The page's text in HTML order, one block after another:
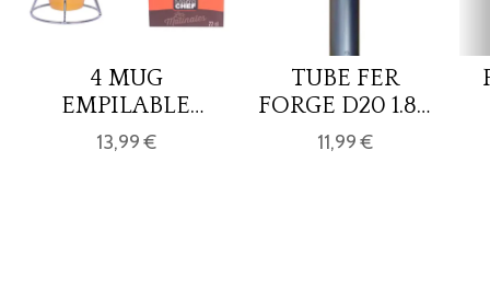
4 MUG
EMPILABLE
MOUTARDE
22CL/RACK-
13,99 €
TUBE FER
FORGE D20 1.80
M - ARGENT
MAT
11,99 €